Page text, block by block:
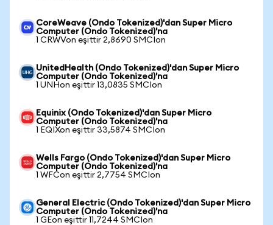
CoreWeave (Ondo Tokenized)'dan Super Micro
Computer (Ondo Tokenized)'na
1 CRWVon eşittir 2,8690 SMCIon
UnitedHealth (Ondo Tokenized)'dan Super Micro
Computer (Ondo Tokenized)'na
1 UNHon eşittir 13,0835 SMCIon
Equinix (Ondo Tokenized)'dan Super Micro
Computer (Ondo Tokenized)'na
1 EQIXon eşittir 33,5874 SMCIon
Wells Fargo (Ondo Tokenized)'dan Super Micro
Computer (Ondo Tokenized)'na
1 WFCon eşittir 2,7754 SMCIon
General Electric (Ondo Tokenized)'dan Super Micro
Computer (Ondo Tokenized)'na
1 GEon eşittir 11,7244 SMCIon